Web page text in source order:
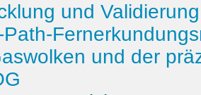
und
und der